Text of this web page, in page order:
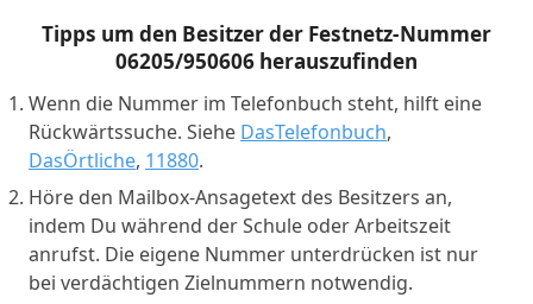
Tipps um den Besitzer der Festnetz-Nummer
06205/950606 herauszufinden
Wenn die Nummer im Telefonbuch steht, hilft eine
Rückwärtssuche. Siehe DasTelefonbuch,
DasÖrtliche, 11880.
Höre den Mailbox-Ansagetext des Besitzers an,
indem Du während der Schule oder Arbeitszeit
anrufst. Die eigene Nummer unterdrücken ist nur
bei verdächtigen Zielnummern notwendig.